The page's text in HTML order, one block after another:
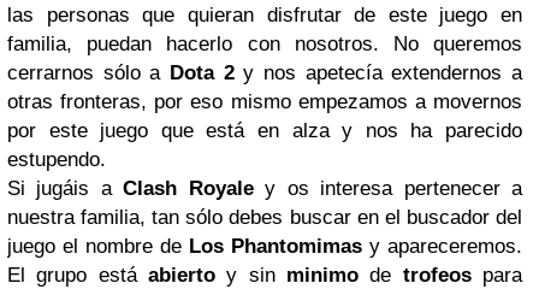
las personas que quieran disfrutar de este juego en
familia, puedan hacerlo con nosotros. No queremos
cerrarnos sólo a Dota 2y nos apetecía extendernos a
otras fronteras, por eso mismo empezamos a movernos
por este juego que está en alza y nos ha parecido
estupendo.
Si jugáis aClash Royaley os interesa pertenecer a
nuestra familia, tan sólo debes buscar en el buscador del
juego el nombre de Los Phantomimas y apareceremos.
El grupo está abiertoy sin minimode trofeos para